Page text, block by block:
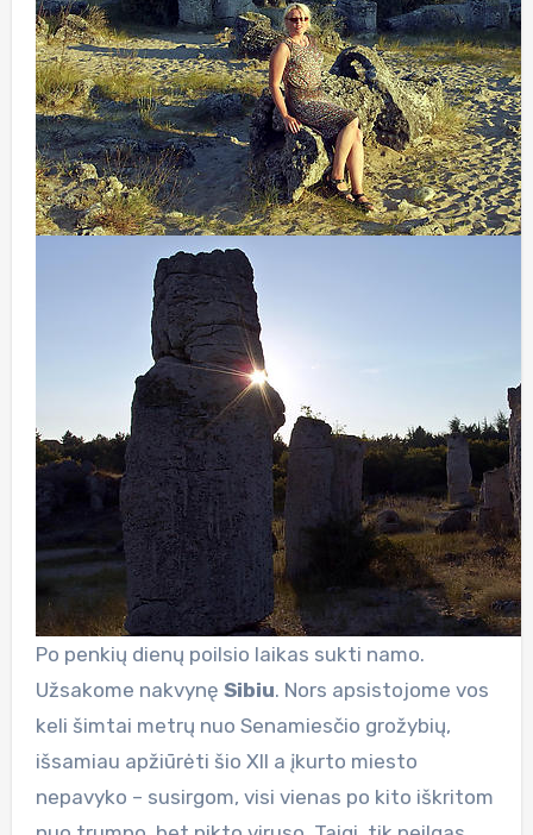
Po penkių dienų poilsio laikas sukti namo.
Užsakome nakvynę Sibiu. Nors apsistojome vos
keli šimtai metrų nuo Senamiesčio grožybių,
išsamiau apžiūrėti šio XII a įkurto miesto
nepavyko – susirgom, visi vienas po kito iškritom